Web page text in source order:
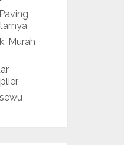
Murah